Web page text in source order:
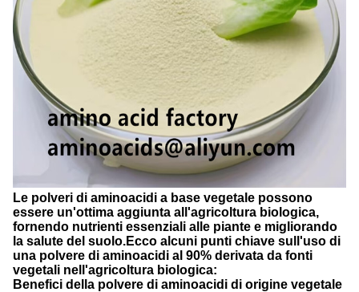
Le polveri di aminoacidi a base vegetale possono
essere un'ottima aggiunta all'agricoltura biologica,
fornendo nutrienti essenziali alle piante e migliorando
la salute del suolo.Ecco alcuni punti chiave sull'uso di
una polvere di aminoacidi al 90% derivata da fonti
vegetali nell'agricoltura biologica:
Benefici della polvere di aminoacidi di origine vegetale